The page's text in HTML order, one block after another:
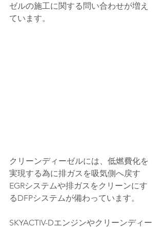
ゼルの施工に関する問い合わせが増え
ています。
クリーンディーゼルには、低燃費化を
実現する為に排ガスを吸気側へ戻す
EGRシステムや排ガスをクリーンにす
るDFPシステムが備わっています。
SKYACTIV-Dエンジンやクリーンディー